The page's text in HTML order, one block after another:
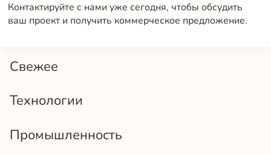
Свежее
Технологии
Промышленность
Контактируйте с нами уже сегодня, чтобы обсудить
ваш проект и получить коммерческое предложение.